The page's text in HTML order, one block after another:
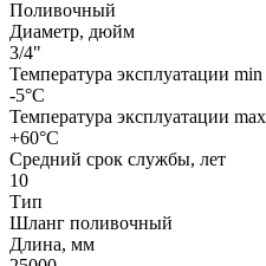
Поливочный
Диаметр, дюйм
3/4"
Температура эксплуатации min
-5°C
Температура эксплуатации max
+60°C
Средний срок службы, лет
10
Тип
Шланг поливочный
Длина, мм